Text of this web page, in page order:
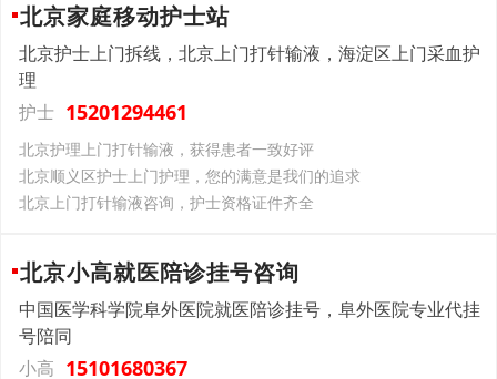
北京家庭移动护士站
北京护士上门拆线，北京上门打针输液，海淀区上门采血护
理
护士 15201294461
北京护理上门打针输液，获得患者一致好评
北京顺义区护士上门护理，您的满意是我们的追求
北京上门打针输液咨询，护士资格证件齐全
北京小高就医陪诊挂号咨询
中国医学科学院阜外医院就医陪诊挂号，阜外医院专业代挂
号陪同
小高 15101680367